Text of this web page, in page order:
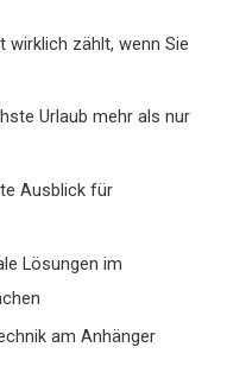
zählt, wenn Sie
Urlaub mehr als nur
Ausblick für
Lösungen im
am Anhänger